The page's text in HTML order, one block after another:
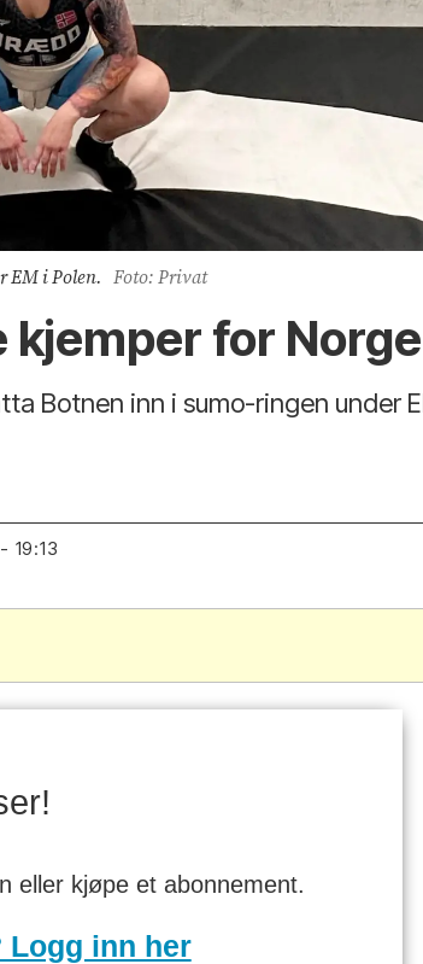
EM i Polen. Foto: Privat
for
Botnen inn i sumo-ringen under
19:13
eller kjøpe et abonnement.
Logg inn her